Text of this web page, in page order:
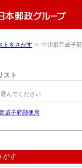
トをさがす > 中川郡音威子
スト
んでください
威子府郵便局
がす